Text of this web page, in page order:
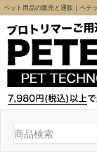
ペット用品の販売と通販｜ペテ